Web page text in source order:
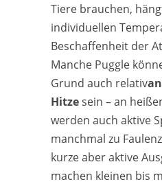
Tiere brauchen,
individuellen
Beschaffenheit der
Manche Puggle
Grund auch relativ
Hitzesein – an
werden auch aktive
manchmal zu
kurze aber aktive
machen kleinen bis